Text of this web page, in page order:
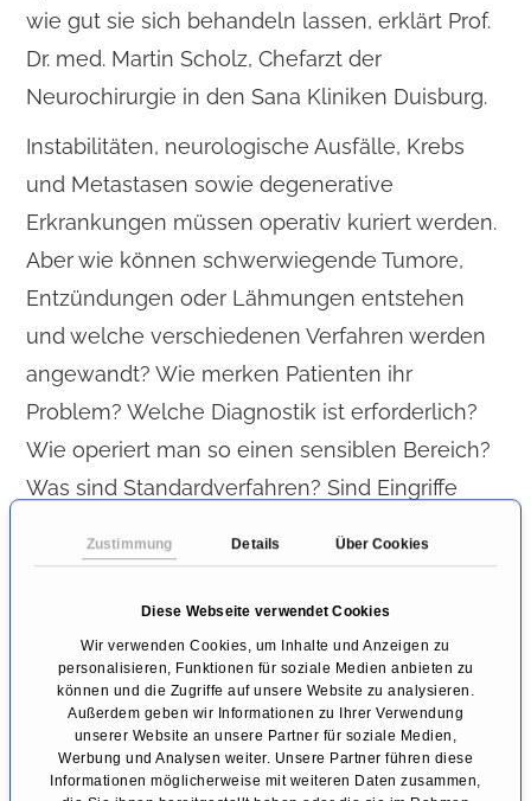
Zustimmung Details Über Cookies
Diese Webseite verwendet Cookies
Wir verwenden Cookies, um Inhalte und Anzeigen zu
personalisieren, Funktionen für soziale Medien anbieten zu
können und die Zugriffe auf unsere Website zu analysieren.
Außerdem geben wir Informationen zu Ihrer Verwendung
unserer Website an unsere Partner für soziale Medien,
Werbung und Analysen weiter. Unsere Partner führen diese
Informationen möglicherweise mit weiteren Daten zusammen,
wie gut sie sich behandeln lassen, erklärt Prof.
Dr. med. Martin Scholz, Chefarzt der
Neurochirurgie in den Sana Kliniken Duisburg.
Instabilitäten, neurologische Ausfälle, Krebs
und Metastasen sowie degenerative
Erkrankungen müssen operativ kuriert werden.
Aber wie können schwerwiegende Tumore,
Entzündungen oder Lähmungen entstehen
und welche verschiedenen Verfahren werden
angewandt? Wie merken Patienten ihr
Problem? Welche Diagnostik ist erforderlich?
Wie operiert man so einen sensiblen Bereich?
Was sind Standardverfahren? Sind Eingriffe
Nerven geschädigt werden, damit Patienten
nicht in den Rollstuhl operiert werden? Wie
groß sind Risiken? Wann ist Halskrause, Korsett
oder Gips und Reha notwendig? Wie lange bis
zurück zum Alltag und zum Sport? Wo gibt es
Einschränkungen nach einem Eingriff?